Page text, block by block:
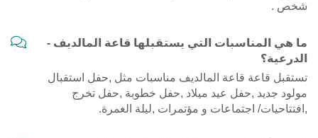
شخص .
ما هي المناسبات التي يستقبلها قاعة المالديف -
الدرعية؟
تستقبل قاعة قاعة المالديف مناسبات مثل ,حفل استقبال
مولود جديد ,حفل عيد ميلاد ,حفل خطوبة ,حفل تخرج
,افتتاحيات/ اجتماعات و مؤتمرات ,ليلة الغمرة.